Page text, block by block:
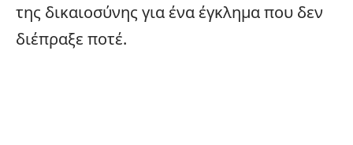
της δικαιοσύνης για ένα έγκλημα που δεν
διέπραξε ποτέ.